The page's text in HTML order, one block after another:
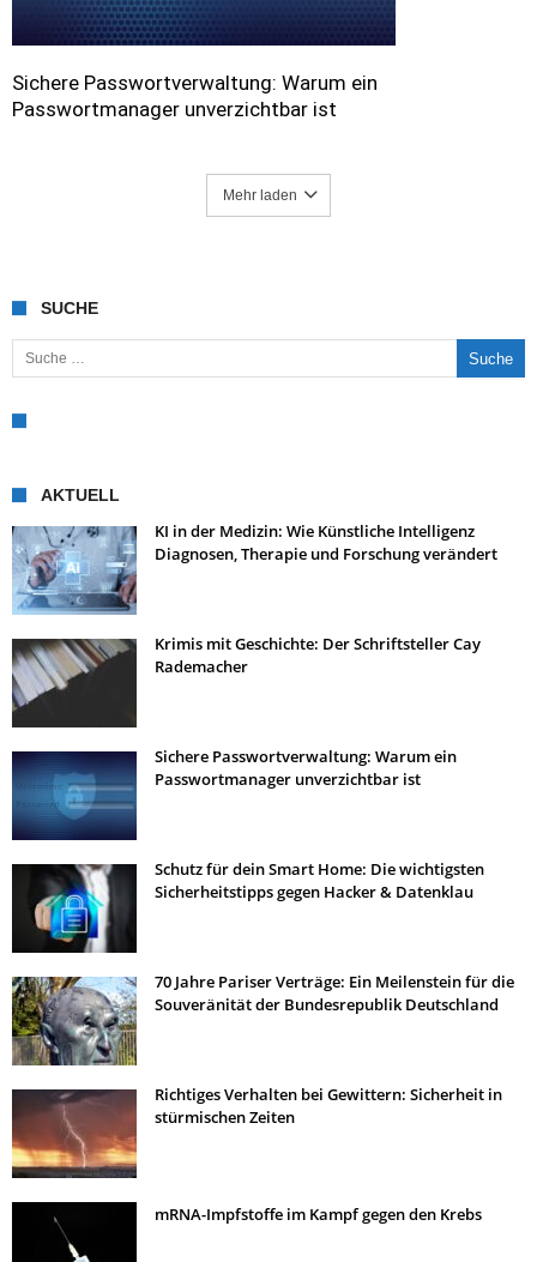
Sichere Passwortverwaltung: Warum ein
Passwortmanager unverzichtbar ist
Mehr laden
SUCHE
Suche nach:
AKTUELL
KI in der Medizin: Wie Künstliche Intelligenz
Diagnosen, Therapie und Forschung verändert
Krimis mit Geschichte: Der Schriftsteller Cay
Rademacher
Sichere Passwortverwaltung: Warum ein
Passwortmanager unverzichtbar ist
Schutz für dein Smart Home: Die wichtigsten
Sicherheitstipps gegen Hacker & Datenklau
70 Jahre Pariser Verträge: Ein Meilenstein für die
Souveränität der Bundesrepublik Deutschland
Richtiges Verhalten bei Gewittern: Sicherheit in
stürmischen Zeiten
mRNA-Impfstoffe im Kampf gegen den Krebs